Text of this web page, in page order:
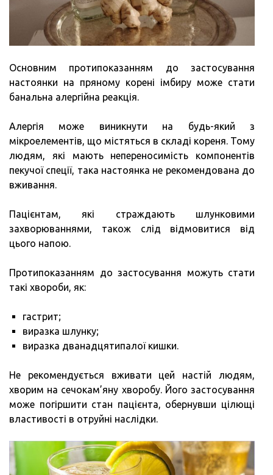
Основним протипоказанням до застосування
настоянки на пряному корені імбиру може стати
банальна алергійна реакція.
Алергія може виникнути на будь-який з
мікроелементів, що містяться в складі кореня. Тому
людям, які мають непереносимість компонентів
пекучої спеції, така настоянка не рекомендована до
вживання.
Пацієнтам, які страждають шлунковими
захворюваннями, також слід відмовитися від
цього напою.
Протипоказанням до застосування можуть стати
такі хвороби, як:
гастрит;
виразка шлунку;
виразка дванадцятипалої кишки.
Не рекомендується вживати цей настій людям,
хворим на сечокам’яну хворобу. Його застосування
може погіршити стан пацієнта, обернувши цілющі
властивості в отруйні наслідки.